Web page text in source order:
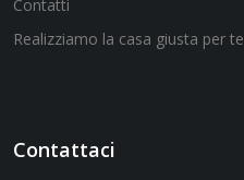
Contatti
Realizziamo la casa giusta per te
Contattaci